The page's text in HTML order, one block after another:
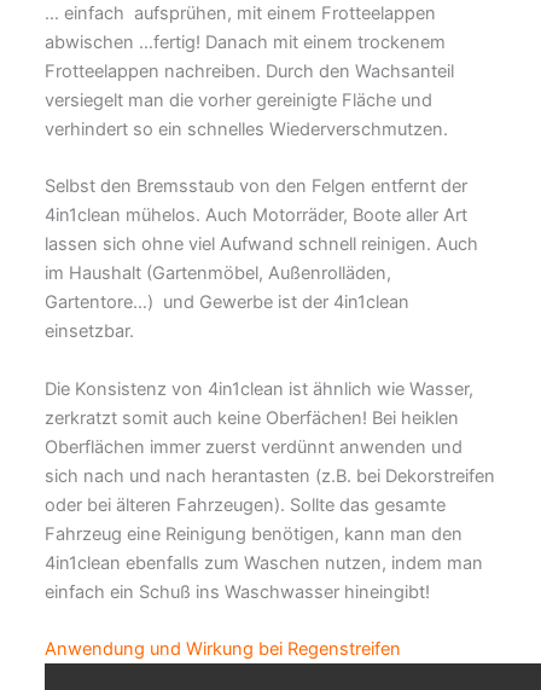
… einfach aufsprühen, mit einem Frotteelappen
abwischen …fertig! Danach mit einem trockenem
Frotteelappen nachreiben. Durch den Wachsanteil
versiegelt man die vorher gereinigte Fläche und
verhindert so ein schnelles Wiederverschmutzen.
Selbst den Bremsstaub von den Felgen entfernt der
4in1clean mühelos. Auch Motorräder, Boote aller Art
lassen sich ohne viel Aufwand schnell reinigen. Auch
im Haushalt (Gartenmöbel, Außenrolläden,
Gartentore…) und Gewerbe ist der 4in1clean
einsetzbar.
Die Konsistenz von 4in1clean ist ähnlich wie Wasser,
zerkratzt somit auch keine Oberfächen! Bei heiklen
Oberflächen immer zuerst verdünnt anwenden und
sich nach und nach herantasten (z.B. bei Dekorstreifen
oder bei älteren Fahrzeugen). Sollte das gesamte
Fahrzeug eine Reinigung benötigen, kann man den
4in1clean ebenfalls zum Waschen nutzen, indem man
einfach ein Schuß ins Waschwasser hineingibt!
Anwendung und Wirkung bei Regenstreifen